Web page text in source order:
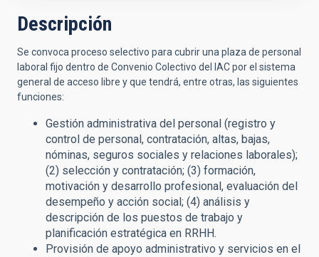
Descripción
Se convoca proceso selectivo para cubrir una plaza de personal
laboral fijo dentro de Convenio Colectivo del IAC por el sistema
general de acceso libre y que tendrá, entre otras, las siguientes
funciones:
Gestión administrativa del personal (registro y
control de personal, contratación, altas, bajas,
nóminas, seguros sociales y relaciones laborales);
(2) selección y contratación; (3) formación,
motivación y desarrollo profesional, evaluación del
desempeño y acción social; (4) análisis y
descripción de los puestos de trabajo y
planificación estratégica en RRHH.
Provisión de apoyo administrativo y servicios en el